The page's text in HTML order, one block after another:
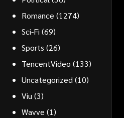
Romance (1274)
Sci-Fi (69)
Sports (26)
TencentVideo (133)
Uncategorized(10)
Viu(3)
Wavve (1)